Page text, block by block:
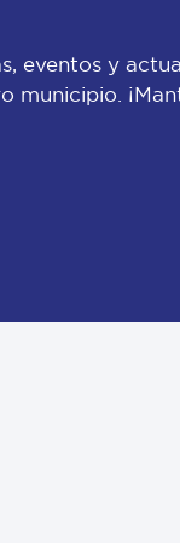
eventos y
municipio.